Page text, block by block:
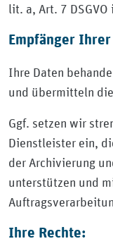
lit. a, Art. 7 DSGVO
Empfänger Ihrer
Ihre Daten
und übermitteln
Ggf. setzen wir
Dienstleister ein,
der Archivierung
unterstützen und
Ihre Rechte: